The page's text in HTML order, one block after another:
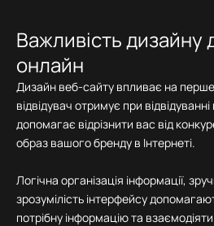
Важливість дизайну
онлайн
Дизайн веб-сайту впливає на
відвідувач отримує при
допомагає відрізнити вас від
образ вашого бренду в Інтернеті.
Логічна організація інформації,
зрозумілість інтерфейсу
потрібну інформацію та